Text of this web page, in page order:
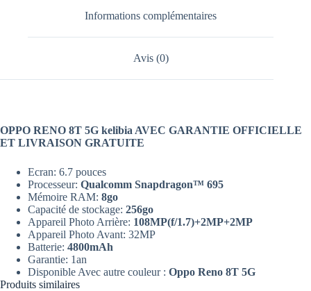
Informations complémentaires
Avis (0)
OPPO RENO 8T 5G kelibia AVEC GARANTIE OFFICIELLE
ET LIVRAISON GRATUITE
Ecran: 6.7 pouces
Processeur: Qualcomm Snapdragon™ 695
Mémoire RAM: 8go
Capacité de stockage: 256go
Appareil Photo Arrière: 108MP(f/1.7)+2MP+2MP
Appareil Photo Avant: 32MP
Batterie: 4800mAh
Garantie: 1an
Disponible Avec autre couleur : Oppo Reno 8T 5G
Produits similaires